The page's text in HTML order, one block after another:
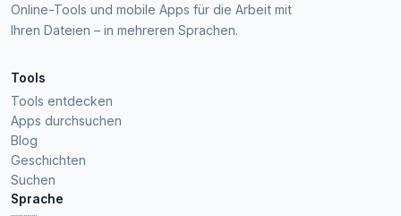
Online-Tools und mobile Apps für die Arbeit mit
Ihren Dateien – in mehreren Sprachen.
Tools
Tools entdecken
Apps durchsuchen
Blog
Geschichten
Suchen
Sprache